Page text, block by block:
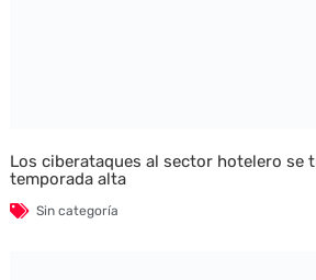
Los ciberataques al sector hotelero se
temporada alta
Sin categoría